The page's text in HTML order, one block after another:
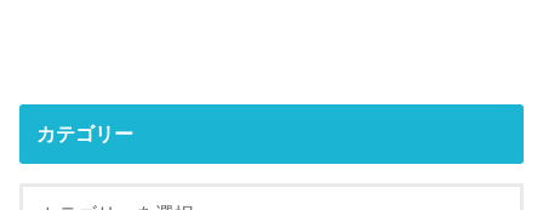
カテゴリー